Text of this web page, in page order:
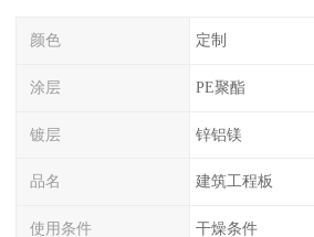
颜色 定制
涂层 PE聚酯
镀层 锌铝镁
品名 建筑工程板
使用条件 干燥条件